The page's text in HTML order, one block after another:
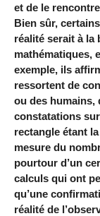
et de le
Bien sûr,
réalité serait à la
mathématiques,
exemple, ils
ressortent de
ou des humains,
constatations
rectangle étant
mesure du
pourtour d’un
calculs qui ont
qu’une
réalité de